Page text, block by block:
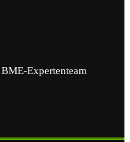
Expertenteam